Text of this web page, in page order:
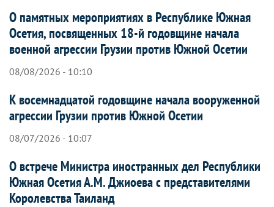
О памятных мероприятиях в Республике Южная
Осетия, посвященных 18-й годовщине начала
военной агрессии Грузии против Южной Осетии
08/08/2026 - 10:10
К восемнадцатой годовщине начала вооруженной
агрессии Грузии против Южной Осетии
08/07/2026 - 10:07
О встрече Министра иностранных дел Республики
Южная Осетия А.М. Джиоева с представителями
Королевства Таиланд